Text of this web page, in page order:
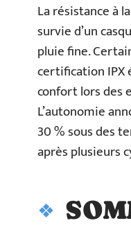
La résistance à
survie d’un
pluie fine.
certification IPX
confort lors des
L’autonomie
30 % sous des
après plusieurs